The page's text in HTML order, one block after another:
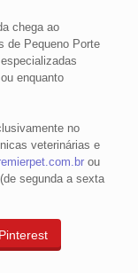
chega ao
de Pequeno Porte
enquanto
no
veterinárias e
ou
segunda a sexta
Pinterest